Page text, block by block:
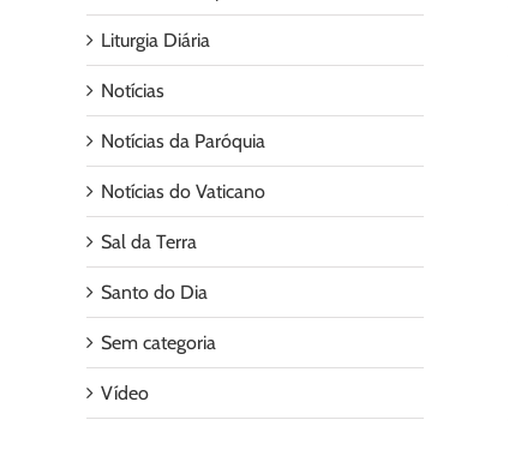
Liturgia Diária
Notícias
Notícias da Paróquia
Notícias do Vaticano
Sal da Terra
Santo do Dia
Sem categoria
Vídeo